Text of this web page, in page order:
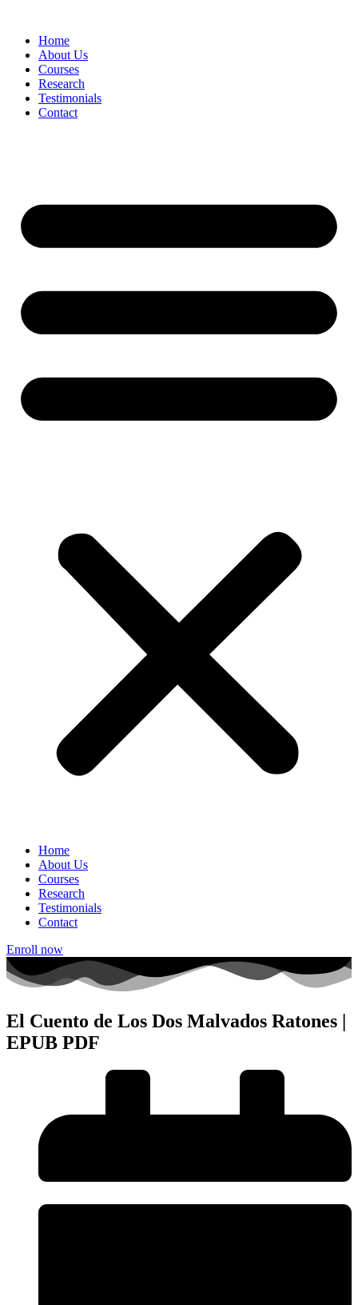
contentHome
About Us
Courses
Research
Testimonials
Contact
Home
About Us
Courses
Research
Testimonials
Contact
Enroll now
El Cuento de Los Dos Malvados Ratones |
EPUB PDF